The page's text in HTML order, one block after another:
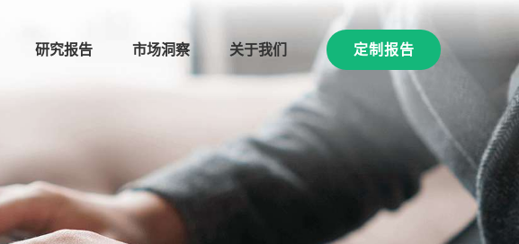
研究报告 市场洞察 关于我们 定制报告